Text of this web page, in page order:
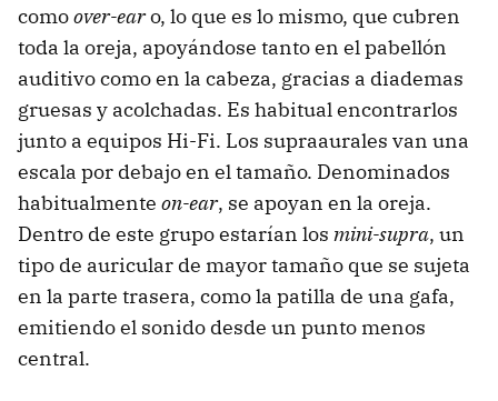
comoover-earo, lo que es lo mismo, que cubren
toda la oreja, apoyándose tanto en el pabellón
auditivo como en la cabeza, gracias a diademas
gruesas y acolchadas. Es habitual encontrarlos
junto a equipos Hi-Fi. Los supraaurales van una
escala por debajo en el tamaño. Denominados
habitualmente on-ear, se apoyan en la oreja.
Dentro de este grupo estarían los mini-supra, un
tipo de auricular de mayor tamaño que se sujeta
en la parte trasera, como la patilla de una gafa,
emitiendo el sonido desde un punto menos
central.